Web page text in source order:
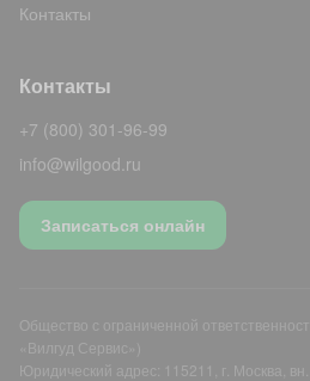
Контакты
Контакты
+7 (800) 301-96-99
info@wilgood.ru
Записаться онлайн
Общество с ограниченной
«Вилгуд Сервис»)
Юридический адрес: 115211, г. Москва,